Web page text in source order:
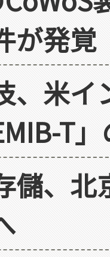
が発覚
、米イ
T
儲、北